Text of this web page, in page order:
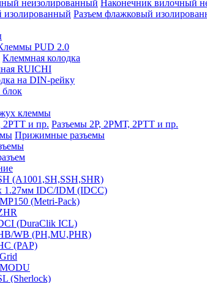
Наконечник вилочный
Разъем флажковый
PUD 2.0
Клеммная колодка
RUICHI
на DIN-рейку
клеммы
Разъемы 2Р, 2РМТ, 2РТТ и пр.
Прижимные разъемы
(A1001,SH,SSH,SHR)
1.27мм IDC/IDM (IDCC)
(Metri-Pack)
(DuraClik ICL)
WB (PH,MU,PHR)
(PAP)
(Sherlock)